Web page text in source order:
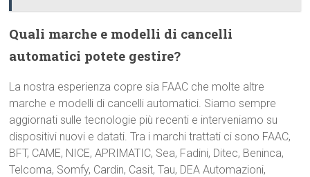
Quali marche e modelli di cancelli
automatici potete gestire?
La nostra esperienza copre sia FAAC che molte altre
marche e modelli di cancelli automatici. Siamo sempre
aggiornati sulle tecnologie più recenti e interveniamo su
dispositivi nuovi e datati. Tra i marchi trattati ci sono FAAC,
BFT, CAME, NICE, APRIMATIC, Sea, Fadini, Ditec, Beninca,
Telcoma, Somfy, Cardin, Casit, Tau, DEA Automazioni,